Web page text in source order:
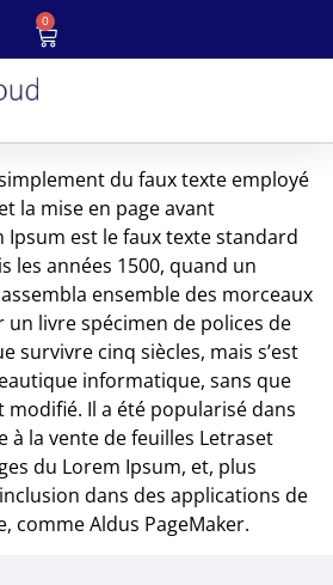
0
du faux texte employé
la mise en page avant
Ipsum est le faux texte standard
les années 1500, quand un
ensemble des morceaux
livre spécimen de polices de
survivre cinq siècles, mais s’est
informatique, sans que
modifié. Il a été popularisé dans
à la vente de feuilles Letraset
du Lorem Ipsum, et, plus
dans des applications de
comme Aldus PageMaker.